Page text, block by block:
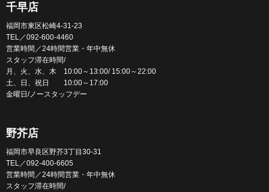
千早店
福岡市東区松崎4-31-23
TEL／092-600-4460
営業時間／24時間営業・年中無休
スタッフ滞在時間/
月、火、水、木 10:00～13:00/ 15:00～22:00
土、日、祝日 10:00～17:00
金曜日/ノースタッフデー
野芥店
福岡市早良区野芥3丁目30-31
TEL／092-400-6605
営業時間／24時間営業・年中無休
スタッフ滞在時間/